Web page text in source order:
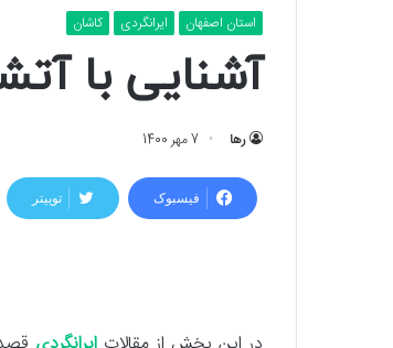
استان اصفهان ایرانگردی کاشان
آشنایی با
رها 7 مهر 1400
فیسبوک توییتر